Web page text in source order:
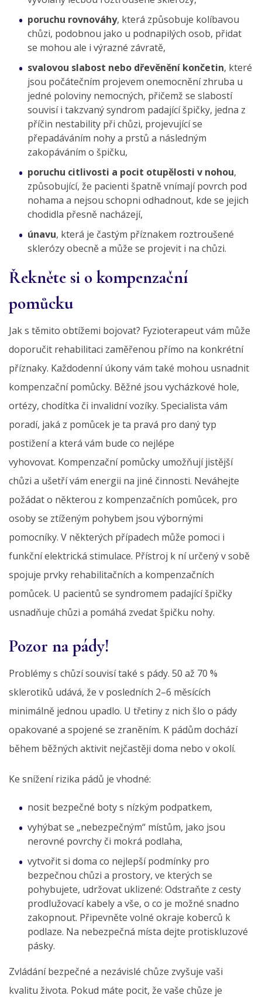
poruchu rovnováhy, která způsobuje kolíbavou
chůzi, podobnou jako u podnapilých osob, přidat
se mohou ale i výrazné závratě,
svalovou slabost nebo dřevěnění končetin, které
jsou počátečním projevem onemocnění zhruba u
jedné poloviny nemocných, přičemž se slabostí
souvisí i takzvaný syndrom padající špičky, jedna z
příčin nestability při chůzi, projevující se
přepadáváním nohy a prstů a následným
zakopáváním o špičku,
poruchu citlivosti a pocit otupělosti v nohou,
způsobující, že pacienti špatně vnímají povrch pod
nohama a nejsou schopni odhadnout, kde se jejich
chodidla přesně nacházejí,
únavu, která je častým příznakem roztroušené
sklerózy obecně a může se projevit i na chůzi.
Řekněte si o kompenzační
pomůcku
Jak s těmito obtížemi bojovat? Fyzioterapeut vám může
doporučit rehabilitaci zaměřenou přímo na konkrétní
příznaky. Každodenní úkony vám také mohou usnadnit
kompenzační pomůcky. Běžné jsou vycházkové hole,
ortézy, chodítka či invalidní vozíky. Specialista vám
poradí, jaká z pomůcek je ta pravá pro daný typ
postižení a která vám bude co nejlépe
vyhovovat. Kompenzační pomůcky umožňují jistější
chůzi a ušetří vám energii na jiné činnosti. Neváhejte
požádat o některou z kompenzačních pomůcek, pro
osoby se ztíženým pohybem jsou výbornými
pomocníky. V některých případech může pomoci i
funkční elektrická stimulace. Přístroj k ní určenýv sobě
spojuje prvky rehabilitačních a kompenzačních
pomůcek. U pacientů se syndromem padající špičky
usnadňuje chůzi a pomáhá zvedat špičku nohy.
Pozor na pády!
Problémy s chůzí souvisí také s pády. 50 až 70 %
sklerotiků udává, že v posledních 2–6 měsících
minimálně jednou upadlo. U třetiny z nich šlo o pády
opakované a spojené se zraněním. K pádům dochází
během běžných aktivit nejčastěji doma nebo v okolí.
Ke snížení rizika pádů je vhodné:
nosit bezpečné boty s nízkým podpatkem,
vyhýbat se „nebezpečným“ místům, jako jsou
nerovné povrchy či mokrá podlaha,
vytvořit si doma co nejlepší podmínky pro
bezpečnou chůzi a prostory, ve kterých se
pohybujete, udržovat uklizené: Odstraňte z cesty
prodlužovací kabely a vše, o co je možné snadno
zakopnout. Připevněte volné okraje koberců k
podlaze. Na nebezpečná místa dejte protiskluzové
pásky.
Zvládání bezpečné a nezávislé chůze zvyšuje vaši
kvalitu života. Pokud máte pocit, že vaše chůze je